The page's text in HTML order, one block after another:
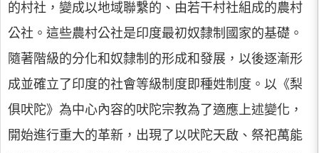
的村社，變成以地域聯繫的、由若干村社組成的農村
公社。這些農村公社是印度最初奴隸制國家的基礎。
隨著階級的分化和奴隸制的形成和發展，以後逐漸形
成並確立了印度的社會等級制度即種姓制度。以《梨
俱吠陀》為中心內容的吠陀宗教為了適應上述變化，
開始進行重大的革新，出現了以吠陀天啟、祭祀萬能